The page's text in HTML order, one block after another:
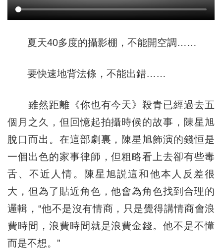
夏天40多度的攝影棚，不能開空調……
要快速地背法條，不能出錯……
雖然距離《你也有今天》殺青已經過去五
個月之久，但回憶起拍攝時候的故事，陳星旭
脫口而出。在這部劇裏，陳星旭飾演的錢恒是
一個出色的家事律師，但粗略看上去卻有些毒
舌、不近人情。陳星旭説這和他本人反差很
大，但為了貼近角色，他會為角色找到合理的
邏輯，“他不是沒有情商，只是覺得講情商會浪
費時間，浪費時間就是浪費金錢。他不是不懂
而是不想。”